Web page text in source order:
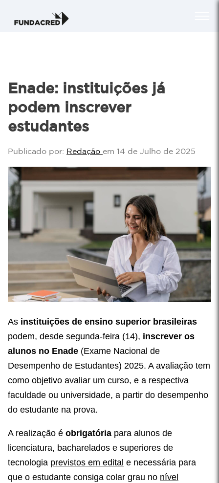
Enade: instituições já
podem inscrever
estudantes
Publicado por: Redação em 14 de Julho de 2025
As instituições de ensino superior brasileiras
podem, desde segunda-feira (14), inscrever os
alunos no Enade (Exame Nacional de
Desempenho de Estudantes) 2025. A avaliação tem
como objetivo avaliar um curso, e a respectiva
faculdade ou universidade, a partir do desempenho
do estudante na prova.
A realização é obrigatória para alunos de
licenciatura, bacharelados e superiores de
tecnologia previstos em edital e necessária para
que o estudante consiga colar grau no nível